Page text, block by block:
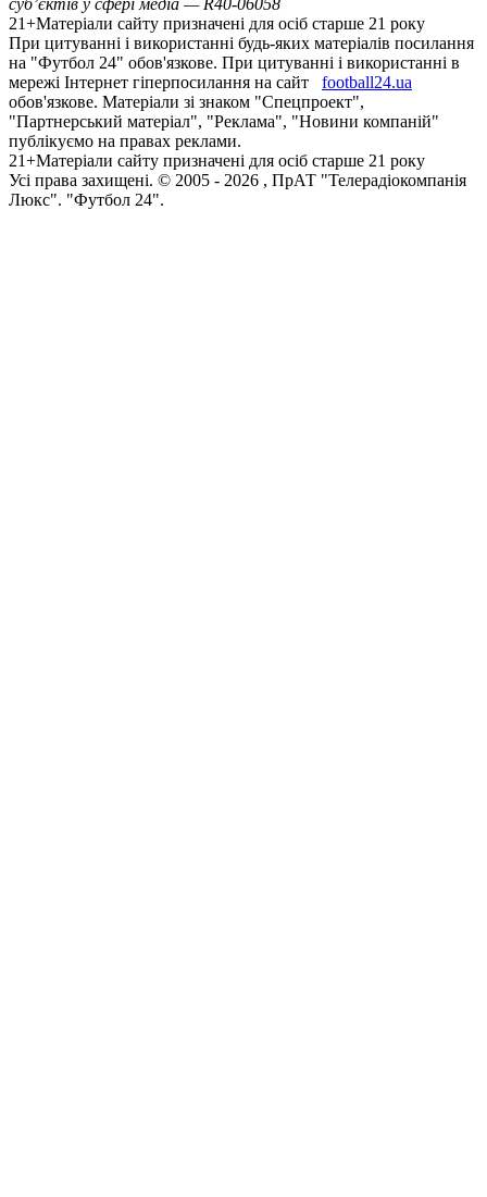
суб’єктів у сфері медіа — R40-06058
21+Матеріали сайту призначені для осіб старше 21 року
При цитуванні і використанні будь-яких матеріалів посилання
на "Футбол 24" обов'язкове. При цитуванні і використанні в
мережі Інтернет гіперпосилання на сайт
football24.ua
обов'язкове. Матеріали зі знаком "Спецпроект",
"Партнерський матеріал", "Реклама", "Новини компаній"
публікуємо на правах реклами.
21+Матеріали сайту призначені для осіб старше 21 року
Усi права захищенi. © 2005 - 2026 , ПрАТ "Телерадіокомпанія
Люкс". "Футбол 24".